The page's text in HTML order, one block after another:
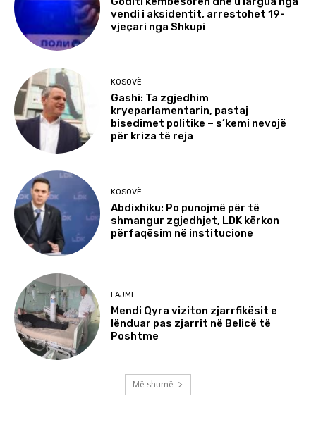
vendi i aksidentit, arrestohet 19-
vjeçari nga Shkupi
KOSOVË
Gashi: Ta zgjedhim
kryeparlamentarin, pastaj
bisedimet politike – s’kemi nevojë
për kriza të reja
KOSOVË
Abdixhiku: Po punojmë për të
shmangur zgjedhjet, LDK kërkon
përfaqësim në institucione
LAJME
Mendi Qyra viziton zjarrfikësit e
lënduar pas zjarrit në Belicë të
Poshtme
Më shumë